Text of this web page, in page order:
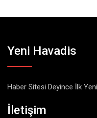
Yeni Havadis
Haber Sitesi Deyince İlk
İletişim